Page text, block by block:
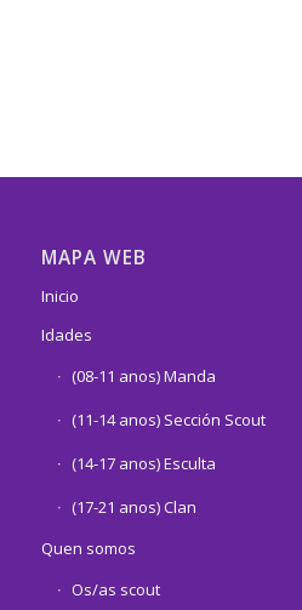
MAPA WEB
Inicio
Idades
(08-11 anos) Manda
(11-14 anos) Sección Scout
(14-17 anos) Esculta
(17-21 anos) Clan
Quen somos
Os/as scout